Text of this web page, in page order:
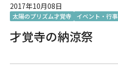
2017年10月08日
太陽のプリズム才覚寺 イベント・行事
才覚寺の納涼祭